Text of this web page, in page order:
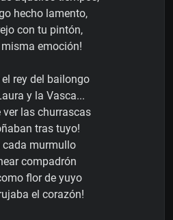
hecho lamento,
con tu pintón,
misma emoción!
rey del bailongo
y la Vasca...
ver las churrascas
tras tuyo!
cada murmullo
compadrón
flor de yuyo
el corazón!